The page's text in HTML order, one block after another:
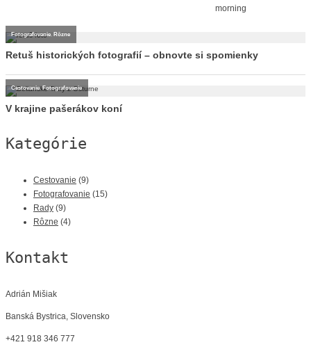
morning
Fotografovanie,Rôzne
Retuš historických fotografií – obnovte si spomienky
Cestovanie,Fotografovanie
V krajine pašerákov koní
Kategórie
Cestovanie (9)
Fotografovanie (15)
Rady (9)
Rôzne (4)
Kontakt
Adrián Mišiak
Banská Bystrica, Slovensko
+421 918 346 777